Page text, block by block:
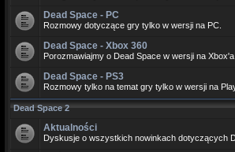
Dead Space - PC
Rozmowy dotyczące gry tylko w wersji na PC.
Dead Space - Xbox 360
Porozmawiajmy o Dead Space w wersji na Xbox'a
Dead Space - PS3
Rozmowy tylko na temat gry tylko w wersji na
Dead Space 2
Aktualności
Dyskusje o wszystkich nowinkach dotyczących